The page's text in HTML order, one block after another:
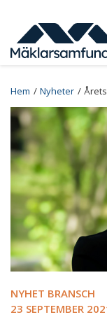
huvudinnehåll
Hem Nyheter
NYHET BRANSCH
23 SEPTEMBER